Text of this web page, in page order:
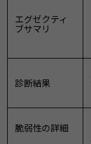
エグゼクティ
ブサマリ
診断結果
脆弱性の詳細